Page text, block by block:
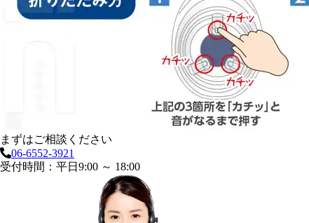
まずはご相談ください
06-6552-3921
受付時間：平日9:00 ～ 18:00